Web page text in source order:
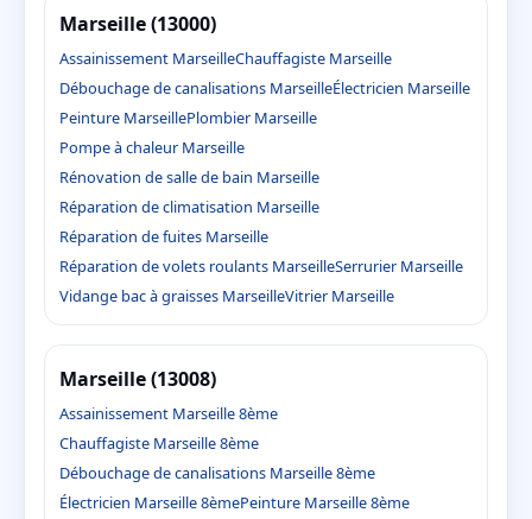
Marseille (13000)
Assainissement MarseilleChauffagiste Marseille
Débouchage de canalisations MarseilleÉlectricien Marseille
Peinture MarseillePlombier Marseille
Pompe à chaleur Marseille
Rénovation de salle de bain Marseille
Réparation de climatisation Marseille
Réparation de fuites Marseille
Réparation de volets roulants MarseilleSerrurier Marseille
Vidange bac à graisses MarseilleVitrier Marseille
Marseille (13008)
Assainissement Marseille 8ème
Chauffagiste Marseille 8ème
Débouchage de canalisations Marseille 8ème
Électricien Marseille 8èmePeinture Marseille 8ème